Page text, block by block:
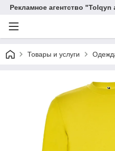
Рекламное агентство
Товары и услуги